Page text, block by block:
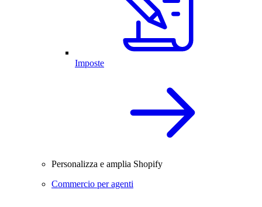
Imposte
Personalizza e amplia Shopify
Commercio per agenti